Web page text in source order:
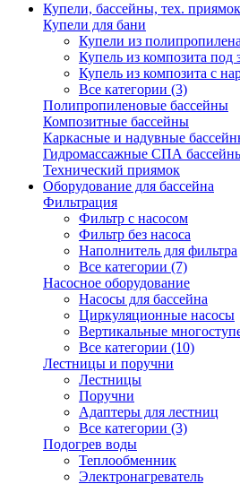
Купели, бассейны, тех. приямок
Купели для бани
Купели из полипропилена
Купель из композита под
Купель из композита с
Все категории (3)
Полипропиленовые бассейны
Композитные бассейны
Каркасные и надувные
Гидромассажные СПА
Технический приямок
Оборудование для бассейна
Фильтрация
Фильтр с насосом
Фильтр без насоса
Наполнитель для фильтра
Все категории (7)
Насосное оборудование
Насосы для бассейна
Циркуляционные насосы
Вертикальные
Все категории (10)
Лестницы и поручни
Лестницы
Поручни
Адаптеры для лестниц
Все категории (3)
Подогрев воды
Теплообменник
Электронагреватель